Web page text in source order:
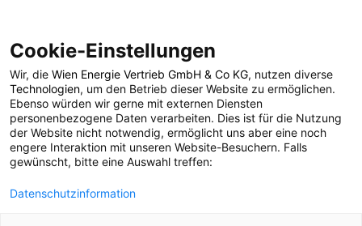
POSTS BY TAG
Föderung
1 BEITRAG
Cookie-Einstellungen
Wir, die Wien Energie Vertrieb GmbH & Co KG, nutzen diverse
Technologien, um den Betrieb dieser Website zu ermöglichen.
Ebenso würden wir gerne mit externen Diensten
personenbezogene Daten verarbeiten. Dies ist für die Nutzung
der Website nicht notwendig, ermöglicht uns aber eine noch
engere Interaktion mit unseren Website-Besuchern. Falls
gewünscht, bitte eine Auswahl treffen:
Datenschutzinformation